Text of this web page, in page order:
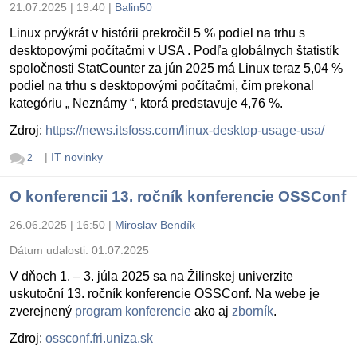
21.07.2025 | 19:40 | Balin50
Linux prvýkrát v histórii prekročil 5 % podiel na trhu s
desktopovými počítačmi v USA . Podľa globálnych štatistík
spoločnosti StatCounter za jún 2025 má Linux teraz 5,04 %
podiel na trhu s desktopovými počítačmi, čím prekonal
kategóriu „ Neznámy “, ktorá predstavuje 4,76 %.
Zdroj: https://news.itsfoss.com/linux-desktop-usage-usa/
2 | IT novinky
O konferencii 13. ročník konferencie OSSConf
26.06.2025 | 16:50 | Miroslav Bendík
Dátum udalosti: 01.07.2025
V dňoch 1. – 3. júla 2025 sa na Žilinskej univerzite
uskutoční 13. ročník konferencie OSSConf. Na webe je
zverejnený program konferencie ako aj zborník.
Zdroj: ossconf.fri.uniza.sk